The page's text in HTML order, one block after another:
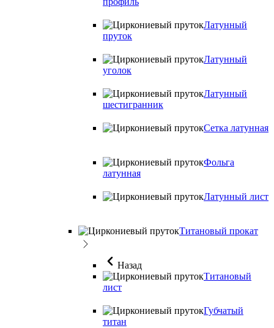
Латунный
пруток
Латунный
уголок
Латунный
шестигранник
Сетка латунная
Фольга
латунная
Латунный лист
Титановый прокат
Назад
Титановый
лист
Губчатый
титан